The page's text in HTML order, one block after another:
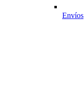
Envíos